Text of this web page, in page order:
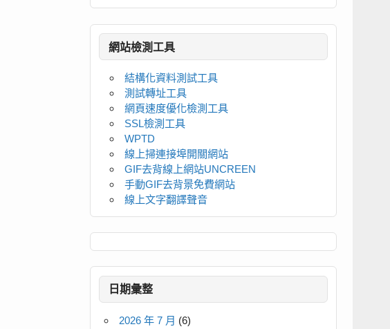
網站檢測工具
結構化資料測試工具
測試轉址工具
網頁速度優化檢測工具
SSL檢測工具
WPTD
線上掃連接埠開關網站
GIF去背線上網站UNCREEN
手動GIF去背景免費網站
線上文字翻譯聲音
日期彙整
2026 年 7 月 (6)